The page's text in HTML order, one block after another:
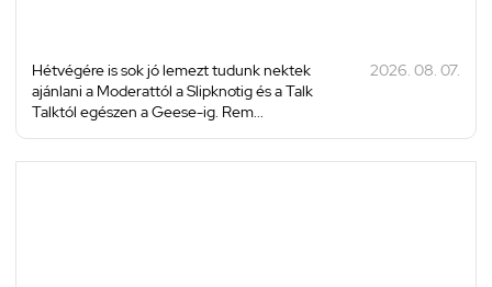
Hétvégére is sok jó lemezt tudunk nektek
ajánlani a Moderattól a Slipknotig és a Talk
Talktól egészen a Geese-ig. Rem...
2026. 08. 07.